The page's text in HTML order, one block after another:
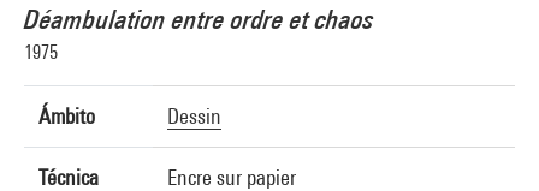
Déambulation entre ordre et chaos
1975
Ámbito Dessin
Técnica Encre sur papier
Difusión de la imagen :GrandPalaisRmnPhoto